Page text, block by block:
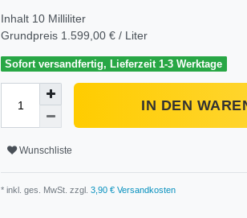
Inhalt 10 Milliliter
Grundpreis 1.599,00 € / Liter
Sofort versandfertig, Lieferzeit 1-3 Werktage
IN DEN
Wunschliste
* inkl. ges. MwSt. zzgl. 3,90 € Versandkosten